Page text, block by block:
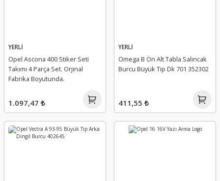
YERLİ
Opel Ascona 400 Stiker Seti
Takımı 4 Parça Set. Orjinal
Fabrika Boyutunda.
1.097,47 ₺
YERLİ
Omega B Ön Alt Tabla Salıncak
Burcu Büyük Tip Dk 701 352302
411,55 ₺